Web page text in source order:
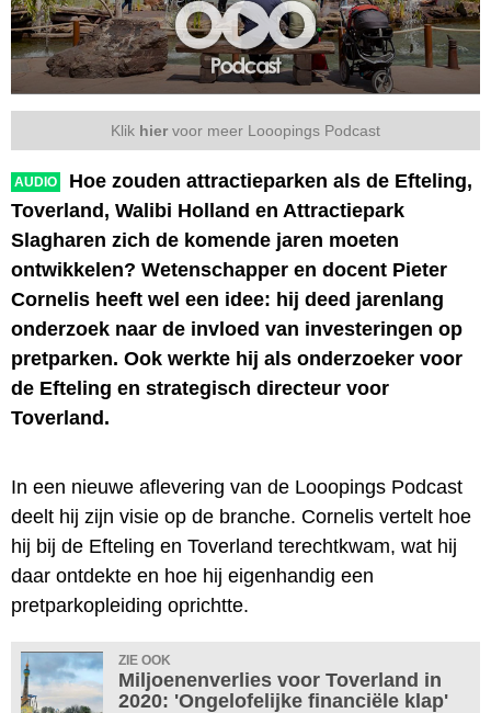
Klik hier voor meer Looopings Podcast
AUDIO
Hoe zouden attractieparken als de Efteling,
Toverland, Walibi Holland en Attractiepark
Slagharen zich de komende jaren moeten
ontwikkelen? Wetenschapper en docent Pieter
Cornelis heeft wel een idee: hij deed jarenlang
onderzoek naar de invloed van investeringen op
pretparken. Ook werkte hij als onderzoeker voor
de Efteling en strategisch directeur voor
Toverland.
In een nieuwe aflevering van de Looopings Podcast
deelt hij zijn visie op de branche. Cornelis vertelt hoe
hij bij de Efteling en Toverland terechtkwam, wat hij
daar ontdekte en hoe hij eigenhandig een
pretparkopleiding oprichtte.
ZIE OOK
Miljoenenverlies voor Toverland in
2020: 'Ongelofelijke financiële klap'